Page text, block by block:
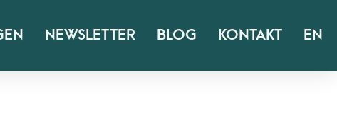
NEWSLETTER BLOG KONTAKT EN